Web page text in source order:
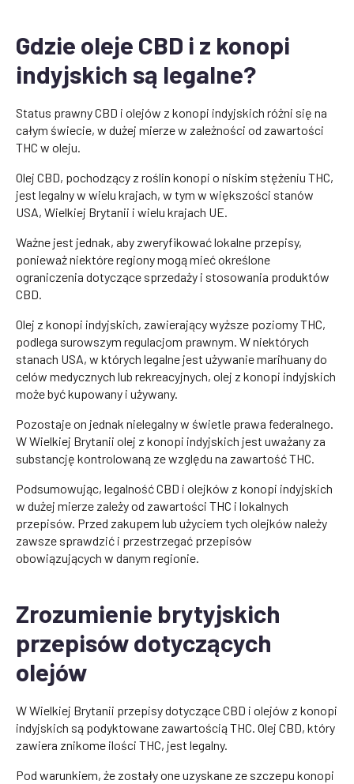
Gdzie oleje CBD i z konopi
indyjskich są legalne?
Status prawny CBD i olejów z konopi indyjskich różni się na
całym świecie, w dużej mierze w zależności od zawartości
THC w oleju.
Olej CBD, pochodzący z roślin konopi o niskim stężeniu THC,
jest legalny w wielu krajach, w tym w większości stanów
USA, Wielkiej Brytanii i wielu krajach UE.
Ważne jest jednak, aby zweryfikować lokalne przepisy,
ponieważ niektóre regiony mogą mieć określone
ograniczenia dotyczące sprzedaży i stosowania produktów
CBD.
Olej z konopi indyjskich, zawierający wyższe poziomy THC,
podlega surowszym regulacjom prawnym. W niektórych
stanach USA, w których legalne jest używanie marihuany do
celów medycznych lub rekreacyjnych, olej z konopi indyjskich
może być kupowany i używany.
Pozostaje on jednak nielegalny w świetle prawa federalnego.
W Wielkiej Brytanii olej z konopi indyjskich jest uważany za
substancję kontrolowaną ze względu na zawartość THC.
Podsumowując, legalność CBD i olejków z konopi indyjskich
w dużej mierze zależy od zawartości THC i lokalnych
przepisów. Przed zakupem lub użyciem tych olejków należy
zawsze sprawdzić i przestrzegać przepisów
obowiązujących w danym regionie.
Zrozumienie brytyjskich
przepisów dotyczących
olejów
W Wielkiej Brytanii przepisy dotyczące CBD i olejów z konopi
indyjskich są podyktowane zawartością THC. Olej CBD, który
zawiera znikome ilości THC, jest legalny.
Pod warunkiem, że zostały one uzyskane ze szczepu konopi